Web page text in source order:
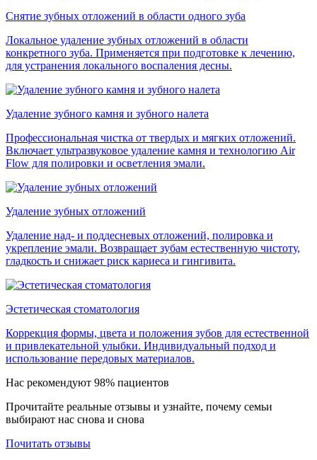
Снятие зубных отложений в области одного зуба
Локальное удаление зубных отложений в области
конкретного зуба. Применяется при подготовке к лечению,
для устранения локального воспаления десны.
Удаление зубного камня и зубного налета
Профессиональная чистка от твердых и мягких отложений.
Включает ультразвуковое удаление камня и технологию Air
Flow для полировки и осветления эмали.
Удаление зубных отложений
Удаление над- и поддесневых отложений, полировка и
укрепление эмали. Возвращает зубам естественную чистоту,
гладкость и снижает риск кариеса и гингивита.
Эстетическая стоматология
Коррекция формы, цвета и положения зубов для естественной
и привлекательной улыбки. Индивидуальный подход и
использование передовых материалов.
Нас рекомендуют 98% пациентов
Прочитайте реальные отзывы и узнайте, почему семьи
выбирают нас снова и снова
Почитать отзывы